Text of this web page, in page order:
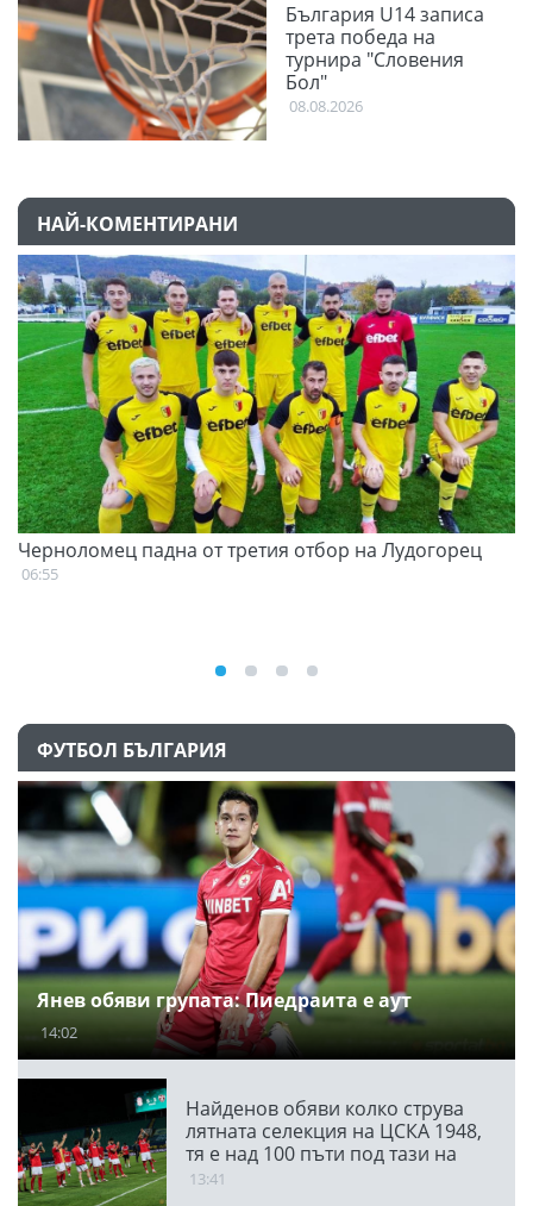
България U14 записа
трета победа на
турнира "Словения
Бол"
08.08.2026
НАЙ-КОМЕНТИРАНИ
Черноломец падна от третия отбор на Лудогорец
06:55
ФУТБОЛ БЪЛГАРИЯ
Янев обяви групата: Пиедраита е аут
14:02
Найденов обяви колко струва
лятната селекция на ЦСКА 1948,
тя е над 100 пъти под тази на
ПАО
13:41